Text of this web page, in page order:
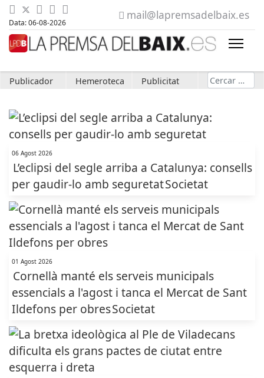
Data: 06-08-2026
mail@lapremsadelbaix.es
Publicador Hemeroteca Publicitat Cerca
06 Agost 2026
L’eclipsi del segle arriba a Catalunya: consells
per gaudir-lo amb seguretatSocietat
01 Agost 2026
Cornellà manté els serveis municipals
essencials a l'agost i tanca el Mercat de Sant
Ildefons per obresSocietat